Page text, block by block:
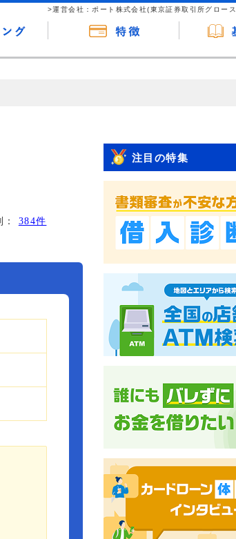
>運営会社：ポート株式会社(東京証券取引所グロー
384件
注目の特集